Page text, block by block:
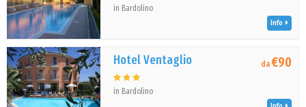
in Bardolino
Info
Hotel Ventaglio
in Bardolino
da€90